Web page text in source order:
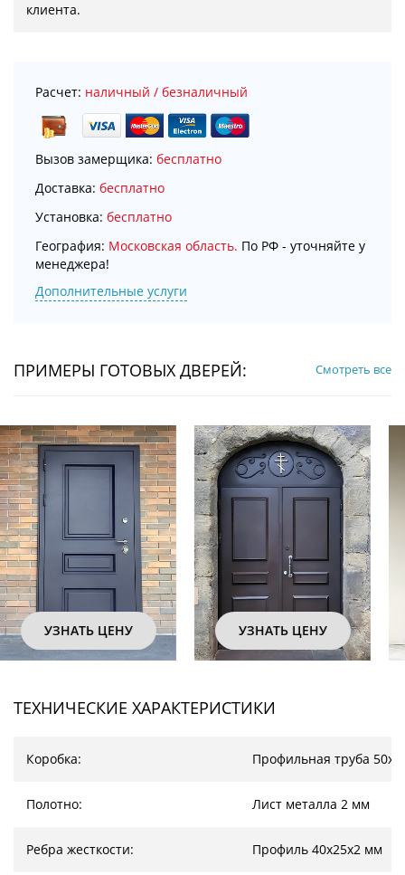
клиента.
Расчет: наличный / безналичный
Вызов замерщика: бесплатно
Доставка: бесплатно
Установка: бесплатно
География: Московская область. По РФ - уточняйте у
менеджера!
Дополнительные услуги
ПРИМЕРЫ ГОТОВЫХ ДВЕРЕЙ: Смотреть все
УЗНАТЬ ЦЕНУ УЗНАТЬ ЦЕНУ
ТЕХНИЧЕСКИЕ ХАРАКТЕРИСТИКИ
Коробка: Профильная труба
Полотно: Лист металла 2 мм
Ребра жесткости: Профиль 40х25х2 мм